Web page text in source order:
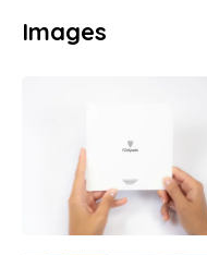
Images